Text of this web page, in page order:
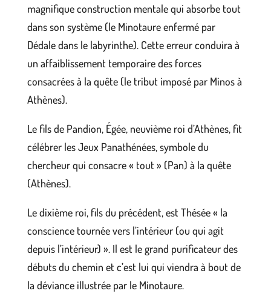
magnifique construction mentale qui absorbe tout
dans son système (le Minotaure enfermé par
Dédale dans le labyrinthe). Cette erreur conduira à
un affaiblissement temporaire des forces
consacrées à la quête (le tribut imposé par Minos à
Athènes).
Le fils de Pandion, Égée, neuvième roi d’Athènes, fit
célébrer les Jeux Panathénées, symbole du
chercheur qui consacre « tout » (Pan) à la quête
(Athènes).
Le dixième roi, fils du précédent, est Thésée « la
conscience tournée vers l’intérieur (ou qui agit
depuis l’intérieur) ». Il est le grand purificateur des
débuts du chemin et c’est lui qui viendra à bout de
la déviance illustrée par le Minotaure.